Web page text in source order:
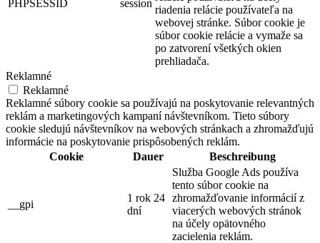
PHPSESSID session
riadenia relácie používateľa na
webovej stránke. Súbor cookie je
súbor cookie relácie a vymaže sa
po zatvorení všetkých okien
prehliadača.
Reklamné
Reklamné
Reklamné súbory cookie sa používajú na poskytovanie relevantných
reklám a marketingových kampaní návštevníkom. Tieto súbory
cookie sledujú návštevníkov na webových stránkach a zhromažďujú
informácie na poskytovanie prispôsobených reklám.
Cookie
Dauer Beschreibung
__gpi
1 rok 24
dní
Služba Google Ads používa
tento súbor cookie na
zhromažďovanie informácií z
viacerých webových stránok
na účely opätovného
zacielenia reklám.